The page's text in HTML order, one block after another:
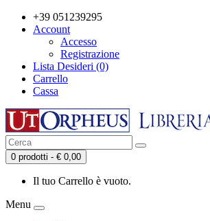
+39 051239295
Account
Accesso
Registrazione
Lista Desideri (0)
Carrello
Cassa
0 prodotti - € 0,00
Il tuo Carrello è vuoto.
Menu